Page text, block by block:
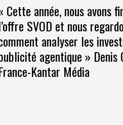
Cette année, nous avons
SVOD et nous
analyser les
agentique » Denis
Kantar Média